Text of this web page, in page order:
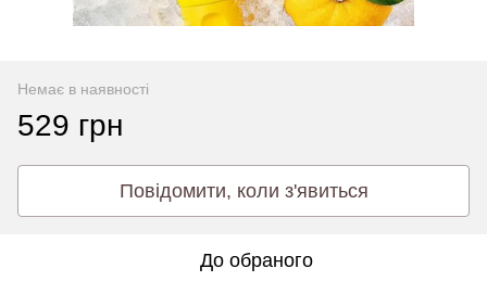
Немає в наявності
529 грн
Повідомити, коли з'явиться
До обраного